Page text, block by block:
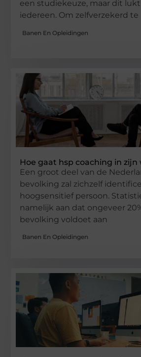
een studiekeuze, maar dit
iedereen. Om zelfverzekerd
Banen En Opleidingen
Hoe gaat hsp coaching in zijn
Een groot deel van de
bevolking zal zichzelf
hoogsensitief persoon.
namelijk aan dat ongeveer
bevolking voldoet aan
Banen En Opleidingen